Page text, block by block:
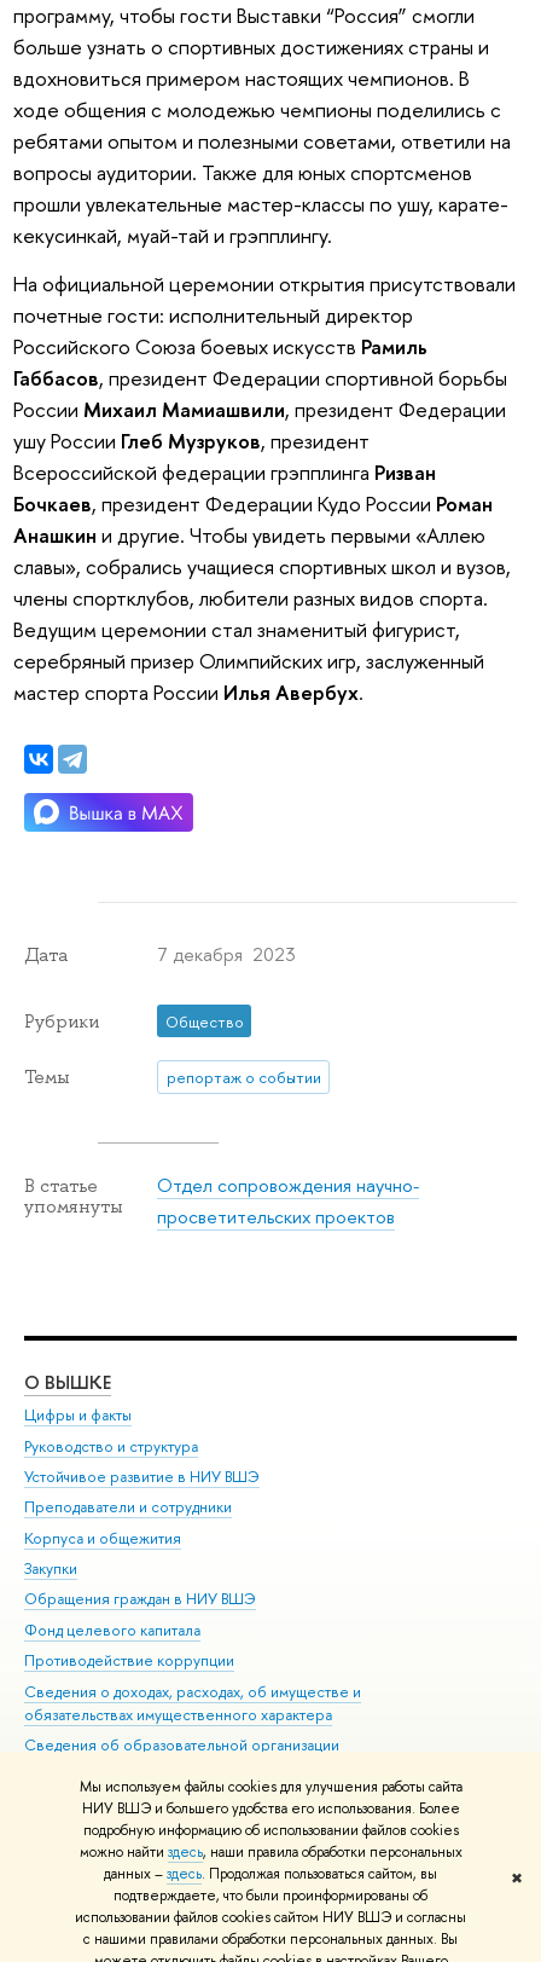
Мы используем файлы cookies для улучшения работы сайта
НИУ ВШЭ и большего удобства его использования. Более
подробную информацию об использовании файлов cookies
можно найти здесь, наши правила обработки персональных
данных –здесь. Продолжая пользоваться сайтом, вы
подтверждаете, что были проинформированы об
использовании файлов cookies сайтом НИУ ВШЭ и согласны
с нашими правилами обработки персональных данных. Вы
✖
программу, чтобы гости Выставки “Россия” смогли
больше узнать о спортивных достижениях страны и
вдохновиться примером настоящих чемпионов. В
ходе общения с молодежью чемпионы поделились с
ребятами опытом и полезными советами, ответили на
вопросы аудитории. Также для юных спортсменов
прошли увлекательные мастер-классы по ушу, карате-
кекусинкай, муай-тай и грэпплингу.
На официальной церемонии открытия присутствовали
почетные гости: исполнительный директор
Российского Союза боевых искусств Рамиль
Габбасов, президент Федерации спортивной борьбы
России Михаил Мамиашвили, президент Федерации
ушу России Глеб Музруков, президент
Всероссийской федерации грэпплинга Ризван
Бочкаев, президент Федерации Кудо России Роман
Анашкин и другие. Чтобы увидеть первыми «Аллею
славы», собрались учащиеся спортивных школ и вузов,
члены спортклубов, любители разных видов спорта.
Ведущим церемонии стал знаменитый фигурист,
серебряный призер Олимпийских игр, заслуженный
мастер спорта России Илья Авербух.
Дата 7 декабря 2023
Рубрики Общество
Темы репортаж о событии
В статье
упомянуты
Отдел сопровождения научно-
просветительских проектов
О ВЫШКЕ
Цифры и факты
Руководство и структура
Устойчивое развитие в НИУ ВШЭ
Преподаватели и сотрудники
Корпуса и общежития
Закупки
Обращения граждан в НИУ ВШЭ
Фонд целевого капитала
Противодействие коррупции
Сведения о доходах, расходах, об имуществе и
обязательствах имущественного характера
Сведения об образовательной организации
Людям с ограниченными возможностями здоровья
Единая платежная страница
Работа в Вышке
© НИУ ВШЭ 1993–2026 Адреса и контакты Условия использования
материалов Политика конфиденциальности Карта сайта